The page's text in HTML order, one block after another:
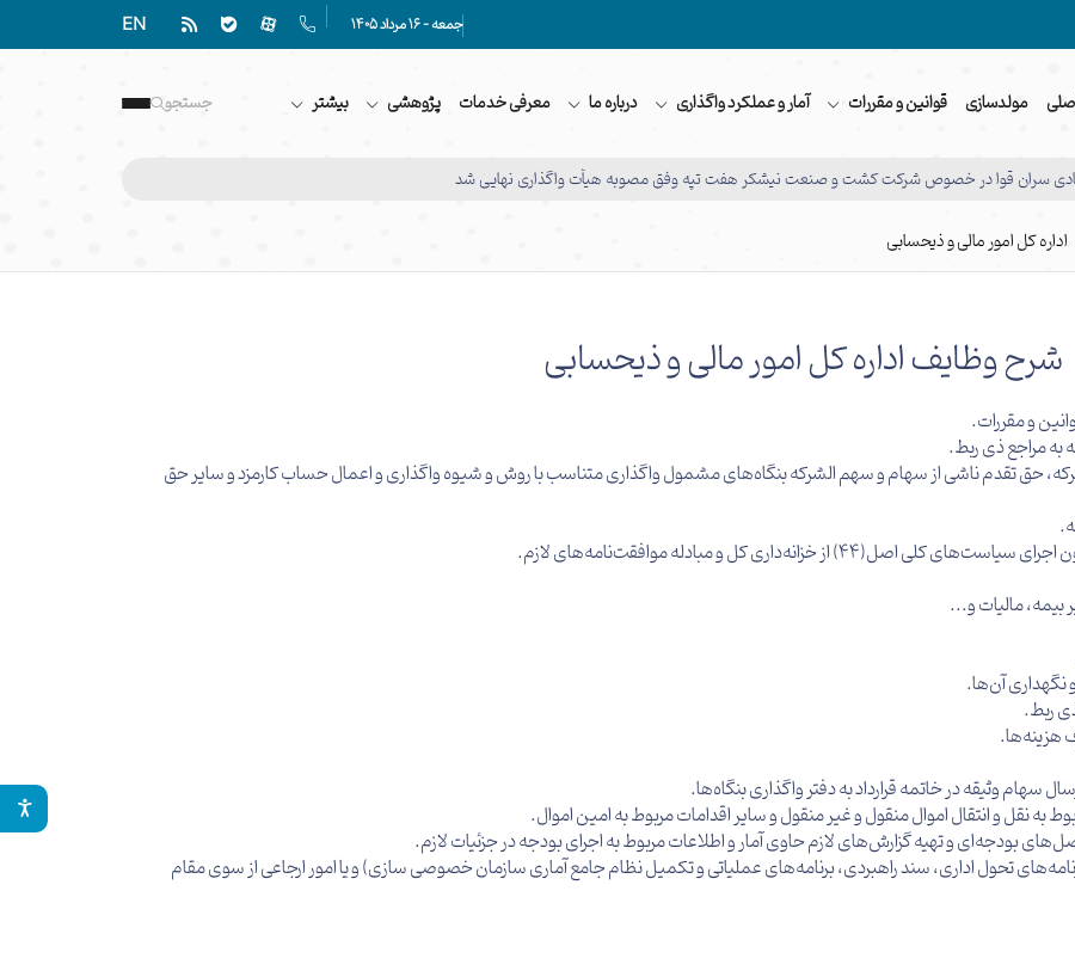
جمعه - 16 مرداد 1405 EN
مولدسازی قوانین و مقررات آمار و عملکرد واگذاری درباره ما معرفی خدمات پژوهشی بیشتر جستجو
سران قوا در خصوص شرکت کشت و صنعت نیشکر هفت تپه وفق مصوبه هیأت واگذاری نهایی شد
اداره کل امور مالی و ذیحسابی
شرح وظایف اداره کل امور مالی و ذیحسابی
و مقررات.
به مراجع ذی ربط.
حق تقدم ناشی از سهام و سهم الشرکه بنگاه‌های مشمول واگذاری متناسب با روش و شیوه واگذاری و اعمال حساب كارمزد و سایر حق
بیمه، مالیات و...
نگهداری آن‌ها.
ربط.
هزینه‌ها.
وثیقه در خاتمه قرارداد به دفتر واگذاری بنگاه‌ها.
به نقل و انتقال اموال منقول و غیر منقول و سایر اقدامات مربوط به امین اموال.
بودجه‌ای و تهیه گزارش‌های لازم حاوی آمار و اطلاعات مربوط به اجرای بودجه در جزئیات لازم.
تحول اداری، سند راهبردی، برنامه‌های عملیاتی و تكمیل نظام جامع آماری سازمان خصوصی سازی) و یا امور ارجاعی از سوی مقام